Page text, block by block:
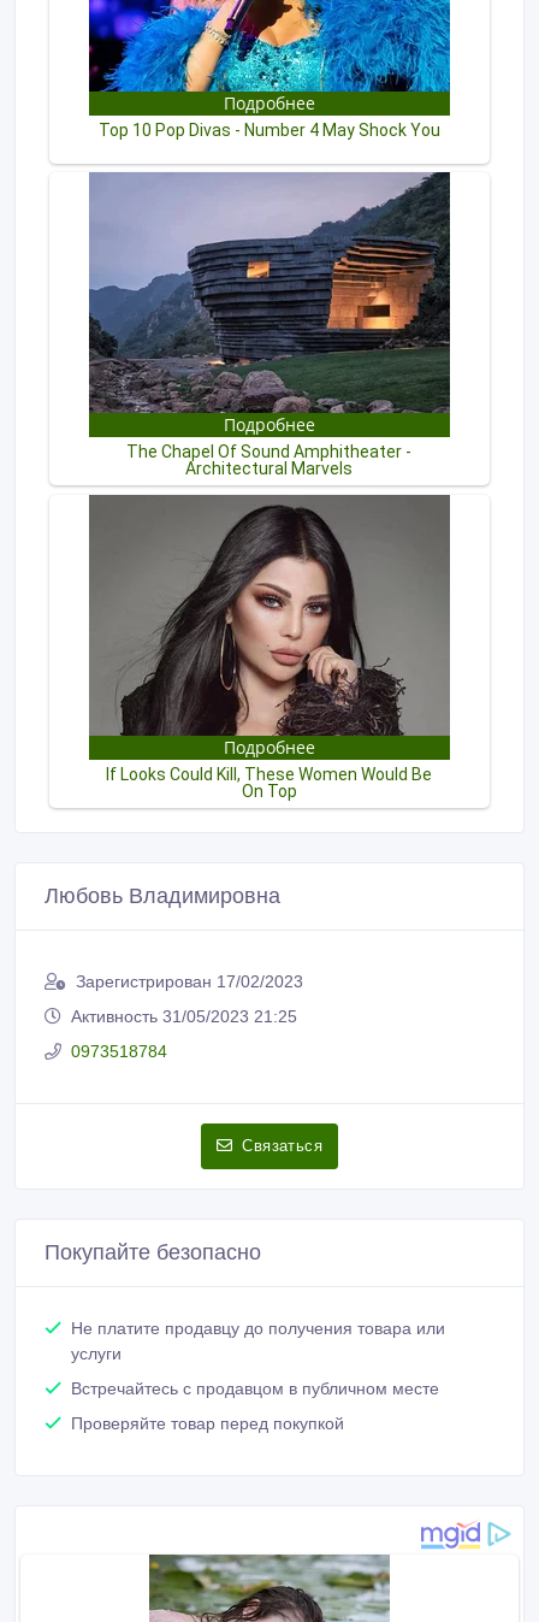
Любовь Владимировна
Зарегистрирован 17/02/2023
Активность 31/05/2023 21:25
0973518784
Связаться
Покупайте безопасно
Не платите продавцу до получения товара или
услуги
Встречайтесь с продавцом в публичном месте
Проверяйте товар перед покупкой